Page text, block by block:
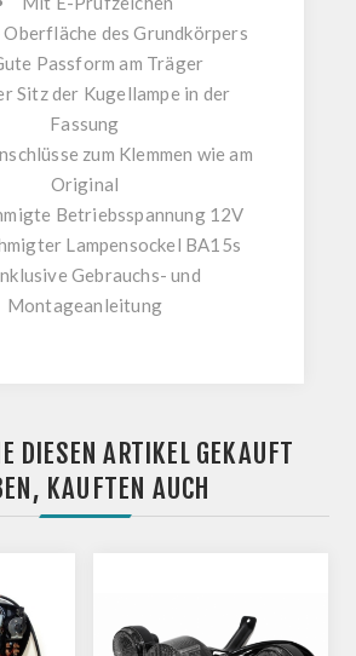
des Grundkörpers
Passform am Träger
Sitz der Kugellampe in der
Fassung
zum Klemmen wie am
Original
Betriebsspannung 12V
Lampensockel BA15s
Gebrauchs- und
Montageanleitung
DIESEN ARTIKEL GEKAUFT
KAUFTEN AUCH